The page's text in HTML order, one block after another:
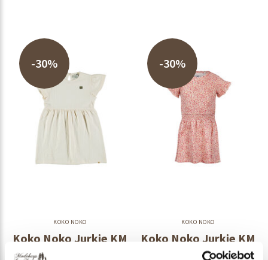
-30%
KOKO NOKO
Koko Noko Jurkje KM
N58996-37
-30%
KOKO NOKO
Koko Noko Jurkje KM
N58933-37